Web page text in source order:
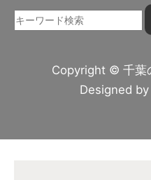
Copyright © 千
Designed by